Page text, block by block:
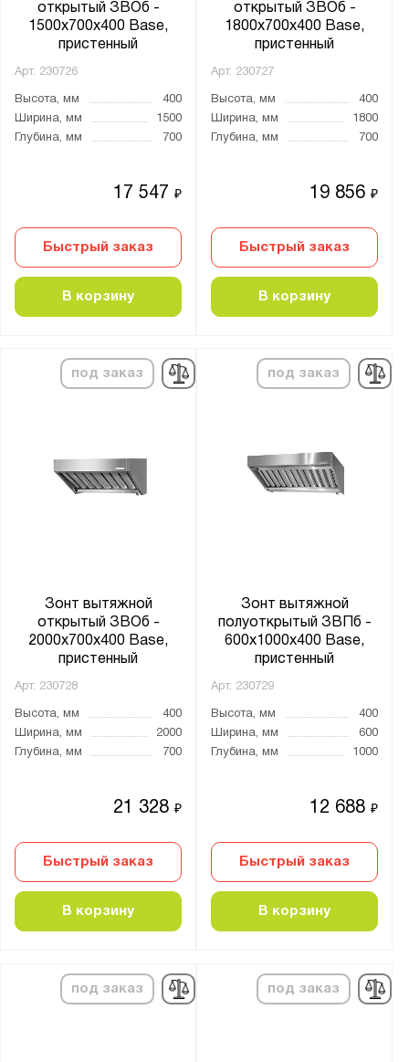
открытый ЗВОб -
1500x700x400 Base,
пристенный
Арт. 230726
Высота, мм
400
Ширина, мм
1500
Глубина, мм
700
17 547₽
Быстрый заказ
В корзину
открытый ЗВОб -
1800x700x400 Base,
пристенный
Арт. 230727
Высота, мм
400
Ширина, мм
1800
Глубина, мм
700
19 856₽
Быстрый заказ
В корзину
под заказ
Зонт вытяжной
открытый ЗВОб -
2000x700x400 Base,
пристенный
Арт. 230728
Высота, мм
400
Ширина, мм
2000
Глубина, мм
700
21 328₽
Быстрый заказ
В корзину
под заказ
Зонт вытяжной
полуоткрытый ЗВПб -
600x1000x400 Base,
пристенный
Арт. 230729
Высота, мм
400
Ширина, мм
600
Глубина, мм
1000
12 688₽
Быстрый заказ
В корзину
под заказ под заказ